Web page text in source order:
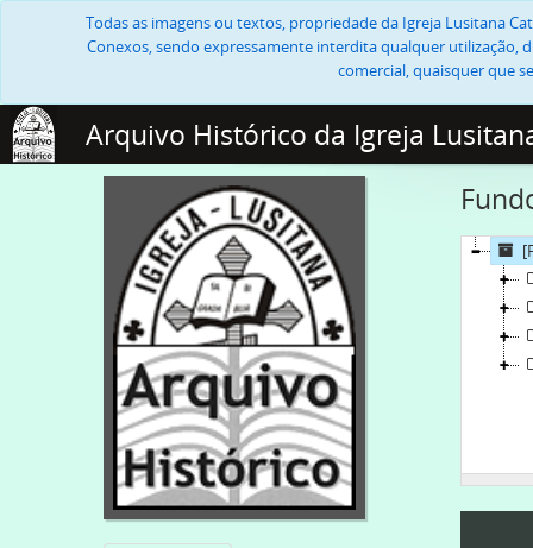
Todas as imagens ou textos, propriedade da Igreja Lusitana
Conexos, sendo expressamente interdita qualquer utilização,
comercial, quaisquer que
Arquivo Histórico da Igreja